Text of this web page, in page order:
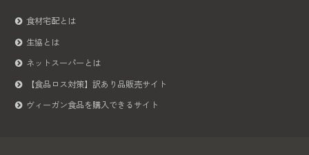
食材宅配とは
生協とは
ネットスーパーとは
【食品ロス対策】訳あり品販売サイト
ヴィーガン食品を購入できるサイト